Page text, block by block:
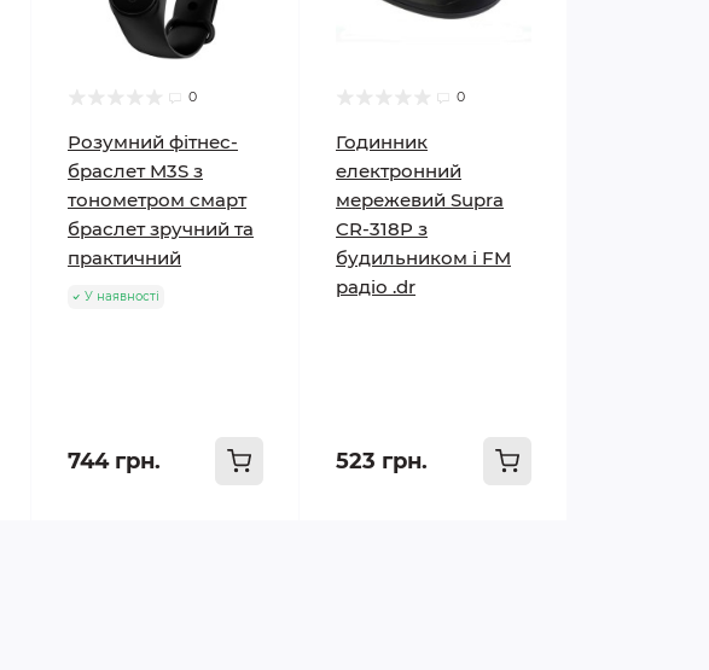
0
Розумний фітнес-
браслет M3S з
тонометром смарт
браслет зручний та
практичний
У наявності
744 грн.
0
Годинник
електронний
мережевий Supra
CR-318P з
будильником і FM
радіо .dr
523 грн.